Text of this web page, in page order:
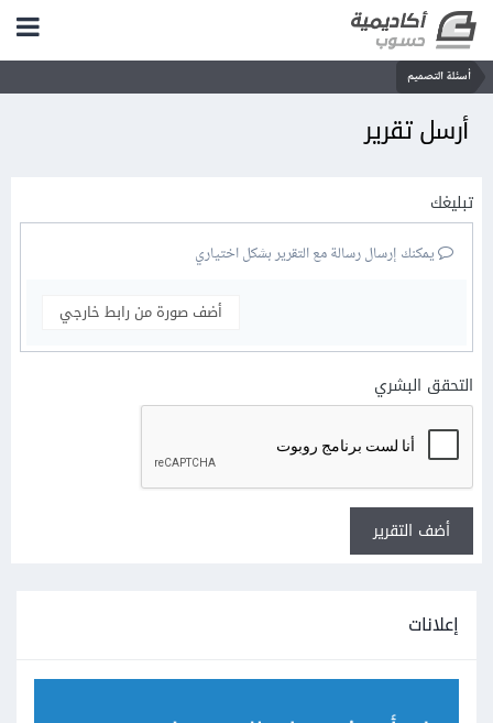
أسئلة التصميم
أرسل تقرير
تبليغك
يمكنك إرسال رسالة مع التقرير بشكل اختياري
أضف صورة من رابط خارجي
التحقق البشري
أضف التقرير
إعلانات